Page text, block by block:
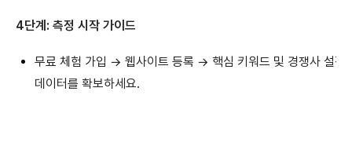
4단계: 측정 시작 가이드
무료 체험 가입 → 웹사이트 등록 → 핵심 키워드 및 경쟁사 설정
데이터를 확보하세요.